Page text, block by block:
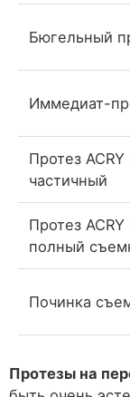
Бюгельный
Иммедиат-
Протез
частичный
Протез
полный
Починка
Протезы на